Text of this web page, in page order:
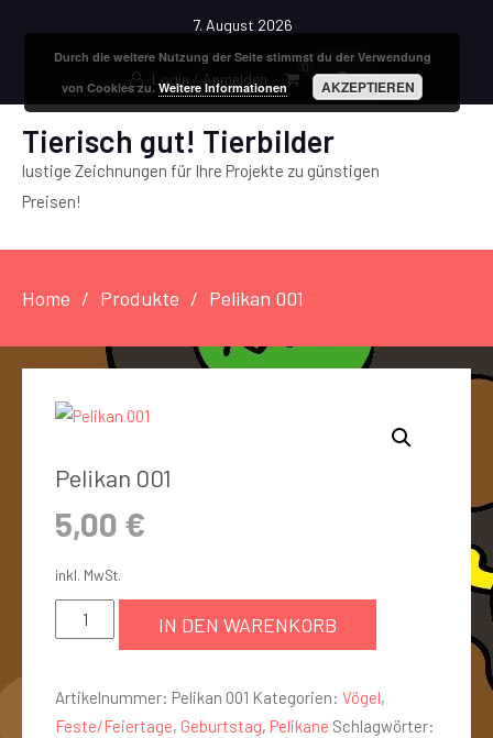
7. August 2026
Login / Anmelden
0
Tierisch gut! Tierbilder
lustige Zeichnungen für Ihre Projekte zu günstigen
Preisen!
Home Produkte Pelikan 001
Pelikan 001
5,00 €
inkl. MwSt.
IN DEN WARENKORB
Artikelnummer: Pelikan 001 Kategorien: Vögel,
Feste/Feiertage, Geburtstag, Pelikane Schlagwörter:
Durch die weitere Nutzung der Seite stimmst du der Verwendung
von Cookies zu.Weitere Informationen AKZEPTIEREN